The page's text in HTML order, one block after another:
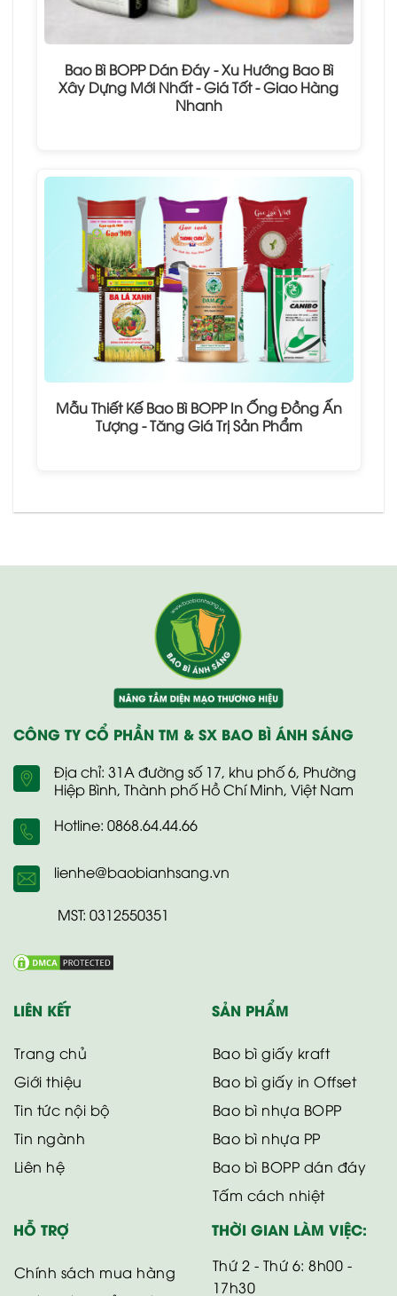
Bao Bì BOPP Dán Đáy - Xu Hướng Bao Bì
Xây Dựng Mới Nhất - Giá Tốt - Giao Hàng
Nhanh
Mẫu Thiết Kế Bao Bì BOPP In Ống Đồng Ấn
Tượng - Tăng Giá Trị Sản Phẩm
CÔNG TY CỔ PHẦN TM & SX BAO BÌ ÁNH SÁNG
Địa chỉ: 31A đường số 17, khu phố 6, Phường
Hiệp Bình, Thành phố Hồ Chí Minh, Việt Nam
Hotline: 0868.64.44.66
lienhe@baobianhsang.vn
MST: 0312550351
LIÊN KẾT
Trang chủ
Giới thiệu
Tin tức nội bộ
Tin ngành
Liên hệ
SẢN PHẨM
Bao bì giấy kraft
Bao bì giấy in Offset
Bao bì nhựa BOPP
Bao bì nhựa PP
Bao bì BOPP dán đáy
Tấm cách nhiệt
HỖ TRỢ
Chính sách mua hàng
THỜI GIAN LÀM VIỆC:
Thứ 2 - Thứ 6: 8h00 -
17h30